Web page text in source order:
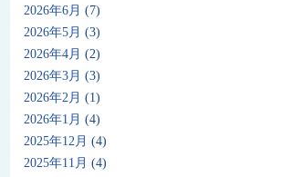
2026年6月 (7)
2026年5月 (3)
2026年4月 (2)
2026年3月 (3)
2026年2月 (1)
2026年1月 (4)
2025年12月 (4)
2025年11月 (4)